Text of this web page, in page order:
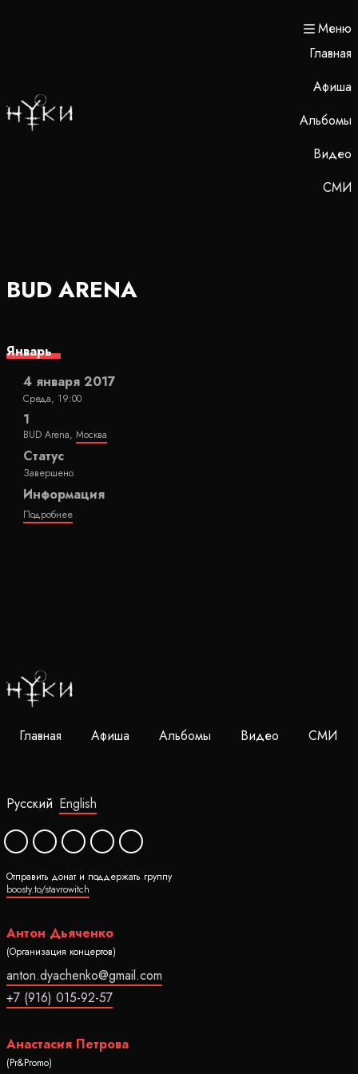
Меню
Главная
Афиша
Альбомы
Видео
СМИ
BUD ARENA
Январь
4 января 2017
Среда, 19:00
1
BUD Arena,Москва
Статус
Завершено
Информация
Подробнее
Главная Афиша Альбомы Видео СМИ
Русский English
Отправить донат и поддержать группу
boosty.to/stavrowitch
Антон Дьяченко
(Организация концертов)
anton.dyachenko@gmail.com
+7 (916) 015-92-57
Анастасия Петрова
(Pr&Promo)